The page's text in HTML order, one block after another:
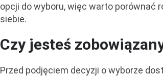
opcji do wyboru, więc warto porównać
siebie.
Czy jesteś
Przed podjęciem decyzji o wyborze